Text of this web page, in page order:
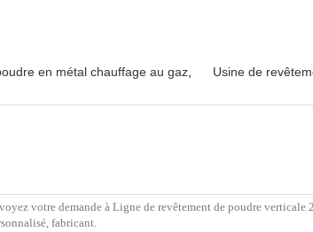
en métal chauffage au gaz Usine de